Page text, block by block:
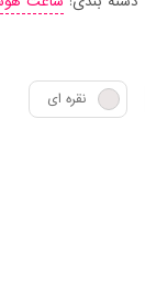
نقره ای